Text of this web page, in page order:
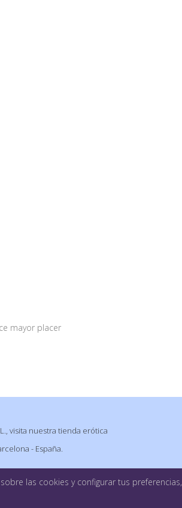
mayor placer
visita nuestra tienda erótica
- España.
las cookies y configurar tus preferencias,